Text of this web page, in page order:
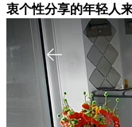
衷个性分享的年轻人